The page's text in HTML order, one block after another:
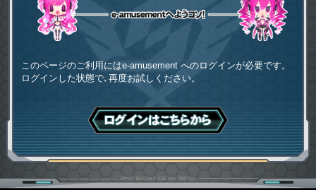
このページのご利用にはe-amusement へのログインが必要です。
ログインした状態で､再度お試しください。
ログインはこちら